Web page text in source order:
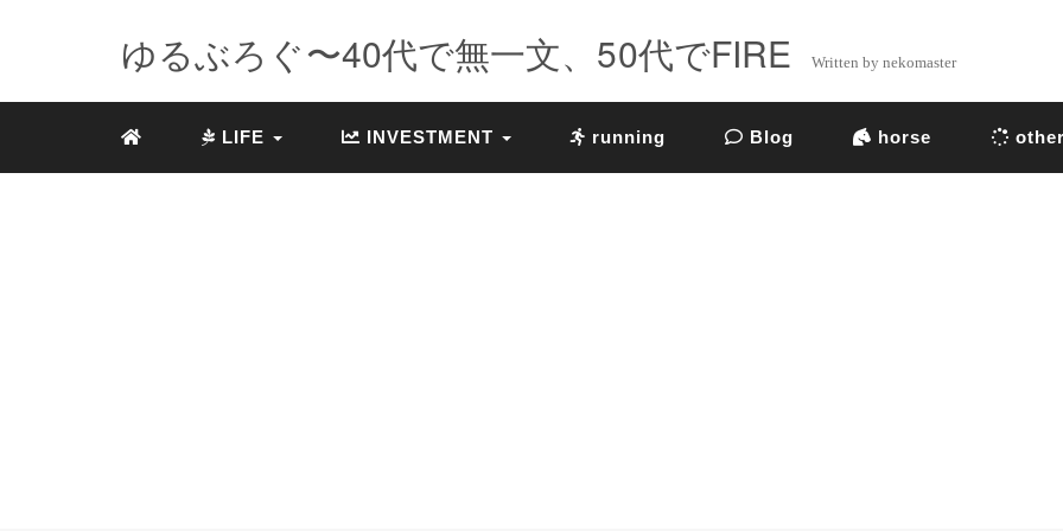
ゆるぶろぐ〜40代で無一文、50代でFIRE Written by nekomaster
LIFE INVESTMENT running Blog horse